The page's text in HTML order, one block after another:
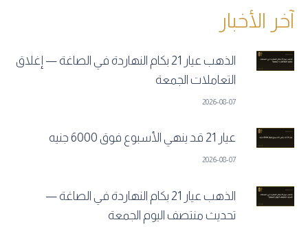
آخر الأخبار
الذهب عيار 21 بكام النهاردة في الصاغة — إغلاق
التعاملات الجمعة
2026-08-07
عيار 21 قد ينهي الأسبوع فوق 6000 جنيه
2026-08-07
الذهب عيار 21 بكام النهاردة في الصاغة —
تحديث منتصف اليوم الجمعة